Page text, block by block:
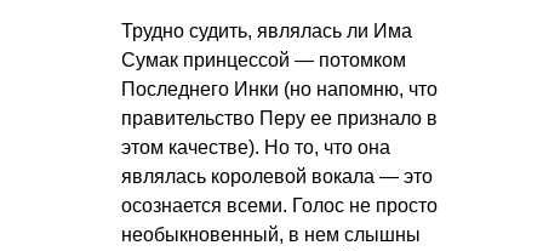
Трудно судить, являлась ли Има
Сумак принцессой — потомком
Последнего Инки (но напомню, что
правительство Перу ее признало в
этом качестве). Но то, что она
являлась королевой вокала — это
осознается всеми. Голос не просто
необыкновенный, в нем слышны